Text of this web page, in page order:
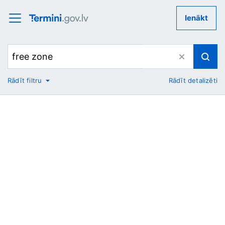
Ienākt
No
Rādīt filtru Rādīt detalizēti